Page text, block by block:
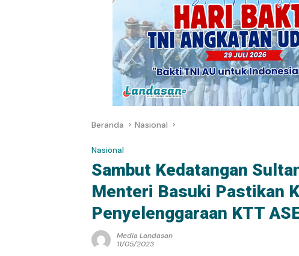
Beranda Nasional
Nasional
Sambut Kedatangan
Menteri Basuki Pastikan
Penyelenggaraan KTT
Media Landasan
11/05/2023